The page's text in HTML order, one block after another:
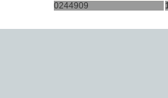
0244909